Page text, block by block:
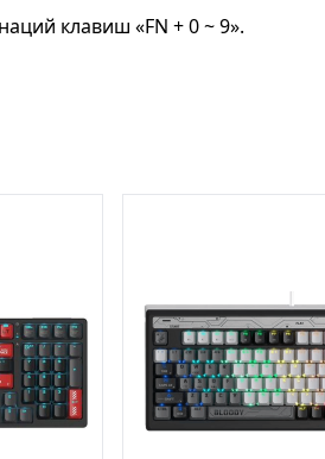
клавиш «FN + 0 ~ 9».